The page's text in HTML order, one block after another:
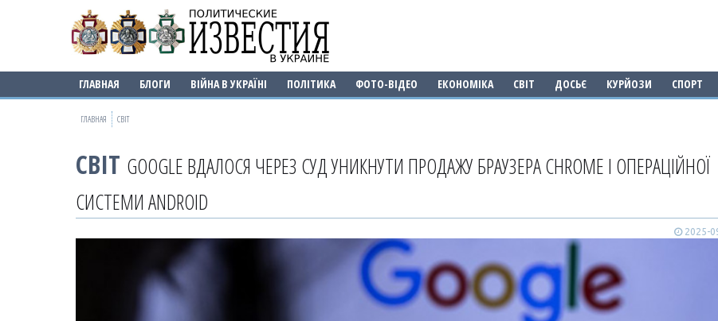
ГЛАВНАЯ БЛОГИ ВІЙНА В УКРАЇНІ ПОЛІТИКА ФОТО-ВІДЕО ЕКОНОМІКА СВІТ ДОСЬЄ КУРЙОЗИ СПОРТ
ГЛАВНАЯ СВІТ
СВІТ GOOGLE ВДАЛОСЯ ЧЕРЕЗ СУД УНИКНУТИ ПРОДАЖУ БРАУЗЕРА CHROME І ОПЕРАЦІЙНОЇ
СИСТЕМИ ANDROID
2025-